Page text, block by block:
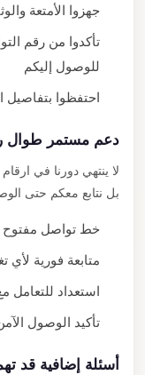
جهزوا الأمتعة
تأكدوا من رقم
للوصول إليكم
احتفظوا بتفاصيل
دعم مستمر طوال
لا ينتهي دورنا في ارقام
بل نتابع معكم حتى
خط تواصل مفتوح
متابعة فورية لأي
استعداد للتعامل
تأكيد الوصول
أسئلة إضافية قد